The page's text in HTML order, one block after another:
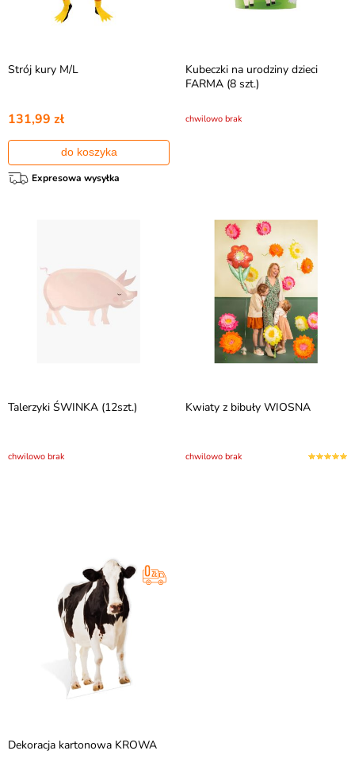
Strój kury M/L
131,99 zł
do koszyka
Expresowa wysyłka
Kubeczki na urodziny dzieci
FARMA (8 szt.)
chwilowo brak
Talerzyki ŚWINKA (12szt.)
chwilowo brak
Kwiaty z bibuły WIOSNA
chwilowo brak
Dekoracja kartonowa KROWA